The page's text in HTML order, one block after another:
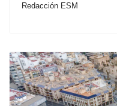
Redacción ESM